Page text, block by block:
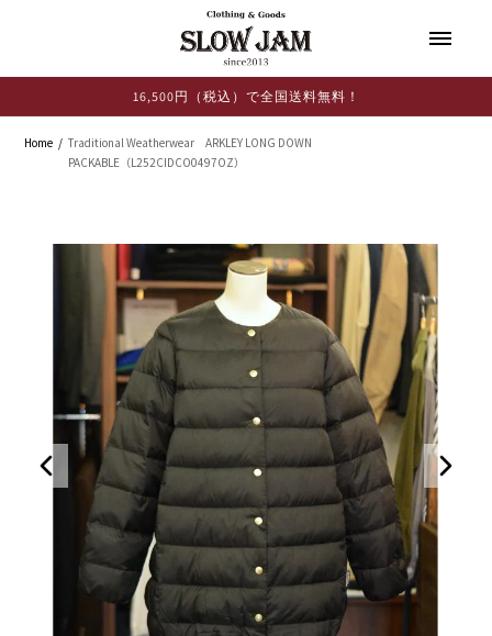
16,500円（税込）で全国送料無料！
Home
Traditional Weatherwear ARKLEY LONG DOWN
PACKABLE（L252CIDCO0497OZ）